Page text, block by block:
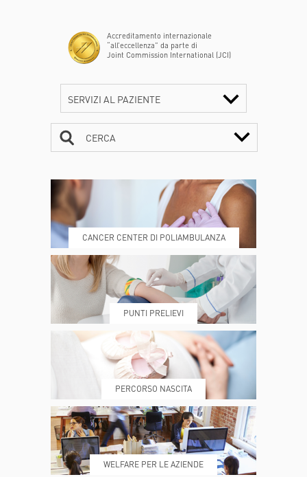
Accreditamento internazionale
“all’eccellenza” da parte di
Joint Commission International (JCI)
SERVIZI AL PAZIENTE
DOVE SIAMO ESAMI E VISITE
PRENOTA MY POLI
REFERTI REPARTI
CERCA
CANCER CENTER DI POLIAMBULANZA
PUNTI PRELIEVI
PERCORSO NASCITA
WELFARE PER LE AZIENDE